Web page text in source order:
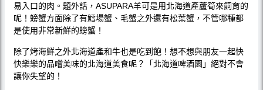
易入口的肉。題外話，ASUPARA羊可是用北海道產蘆筍來飼育的
呢！螃蟹方面除了有鱈場蟹、毛蟹之外還有松葉蟹，不管哪種都
是使用非常新鮮的螃蟹！
除了烤海鮮之外北海道產和牛也是吃到飽！想不想與朋友一起快
快樂樂的品嚐美味的北海道美食呢？「北海道啤酒園」絕對不會
讓你失望的！